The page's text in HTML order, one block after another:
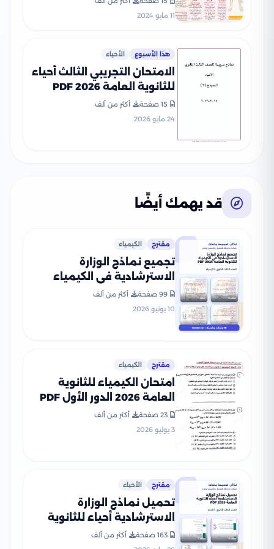
الذهنية
11 مايو 2024
هذا الأسبوع الأحياء
الامتحان التجريبي الثالث أحياء
للثانوية العامة 2026 PDF
ضمن نماذج الوزارة للتدريب
النهائي
15 صفحة
أكثر من ألف
24 مايو 2026
قد يهمك أيضًا
مقترح الكيمياء
تجميع نماذج الوزارة
الاسترشادية في الكيمياء
للثانوية العامة 2026 PDF
99 صفحة
أكثر من ألف
10 يونيو 2026
مقترح الكيمياء
امتحان الكيمياء للثانوية
العامة 2026 الدور الأول PDF
لطلاب الصف الثالث الثانوي
23 صفحة
أكثر من ألف
3 يوليو 2026
مقترح الأحياء
تحميل نماذج الوزارة
الاسترشادية أحياء للثانوية
العامة 2026 PDF
163 صفحة
أكثر من ألف